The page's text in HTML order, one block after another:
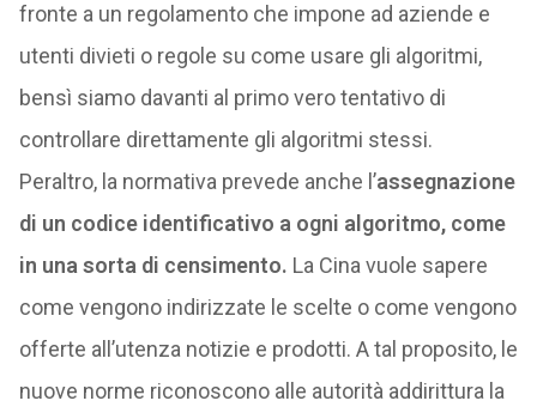
fronte a un regolamento che impone ad aziende e
utenti divieti o regole su come usare gli algoritmi,
bensì siamo davanti al primo vero tentativo di
controllare direttamente gli algoritmi stessi.
Peraltro, la normativa prevede anche l’assegnazione
di un codice identificativo a ogni algoritmo, come
in una sorta di censimento. La Cina vuole sapere
come vengono indirizzate le scelte o come vengono
offerte all’utenza notizie e prodotti. A tal proposito, le
nuove norme riconoscono alle autorità addirittura la